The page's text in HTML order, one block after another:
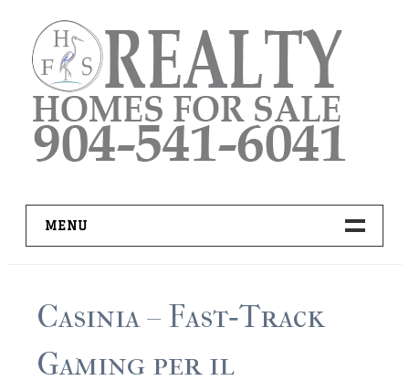
content
MENU
ADVANCED IDX SEARCH
BUYER RESOURCES
Casinia – Fast‑Track
Gaming per il